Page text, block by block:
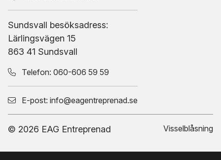
Sundsvall besöksadress:
Lärlingsvägen 15
863 41 Sundsvall
Telefon: 060-606 59 59
E-post: info@eagentreprenad.se
© 2026 EAG Entreprenad Visselblåsning